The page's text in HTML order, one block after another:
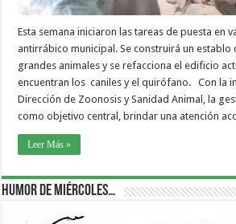
Esta semana iniciaron las tareas de puesta en
antirrábico municipal. Se construirá un establo
grandes animales y se refacciona el edificio
encuentran los caniles y el quirófano. Con la
Dirección de Zoonosis y Sanidad Animal, la
como objetivo central, brindar una atención
Leer Más »
Humor de Miércoles…